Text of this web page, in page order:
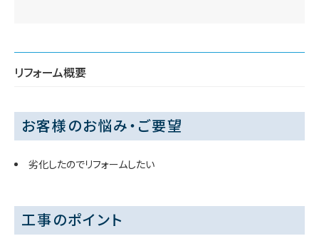
リフォーム概要
お客様のお悩み・ご要望
劣化したのでリフォームしたい
工事のポイント